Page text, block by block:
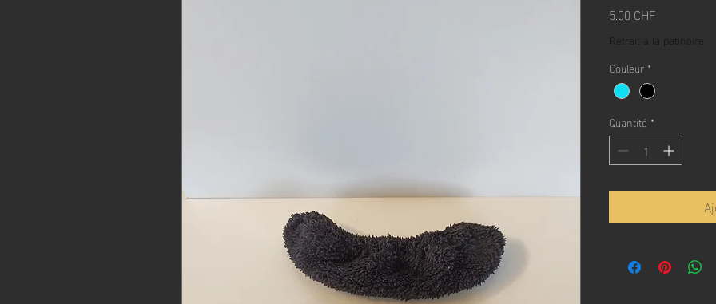
5.00 CHF
Retrait à la patinoire
Couleur *
Quantité *